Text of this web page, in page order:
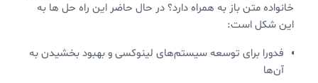
خانواده متن باز به همراه دارد؟ در حال حاضر این راه حل ها به
این شکل است:
فدورا برای توسعه سیستم‌های لینوکسی و بهبود بخشیدن به
آن‌ها